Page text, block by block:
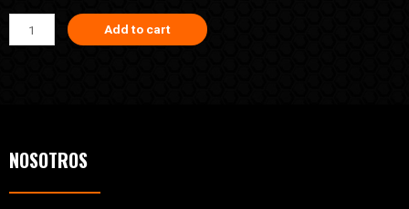
Add to cart
NOSOTROS